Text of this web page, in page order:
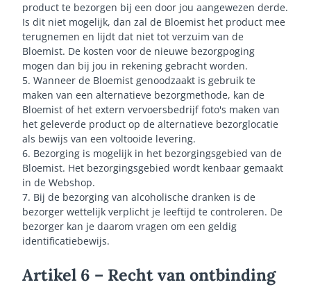
product te bezorgen bij een door jou aangewezen derde.
Is dit niet mogelijk, dan zal de Bloemist het product mee
terugnemen en lijdt dat niet tot verzuim van de
Bloemist. De kosten voor de nieuwe bezorgpoging
mogen dan bij jou in rekening gebracht worden.
5. Wanneer de Bloemist genoodzaakt is gebruik te
maken van een alternatieve bezorgmethode, kan de
Bloemist of het extern vervoersbedrijf foto's maken van
het geleverde product op de alternatieve bezorglocatie
als bewijs van een voltooide levering.
6. Bezorging is mogelijk in het bezorgingsgebied van de
Bloemist. Het bezorgingsgebied wordt kenbaar gemaakt
in de Webshop.
7. Bij de bezorging van alcoholische dranken is de
bezorger wettelijk verplicht je leeftijd te controleren. De
bezorger kan je daarom vragen om een geldig
identificatiebewijs.
Artikel 6 – Recht van ontbinding